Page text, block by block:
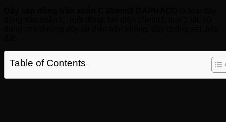
Table of Contents